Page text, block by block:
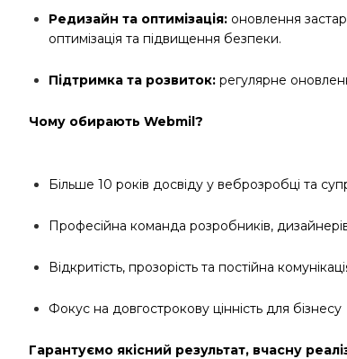
Редизайн та оптимізація: оновлення
оптимізація та підвищення безпеки.
Підтримка та розвиток: регулярне
Чому обирають Webmil?
Більше 10 років досвіду у веброзробці та
Професійна команда розробників,
Відкритість, прозорість та постійна
Фокус на довгострокову цінність для бізнесу
Гарантуємо якісний результат, вчасну